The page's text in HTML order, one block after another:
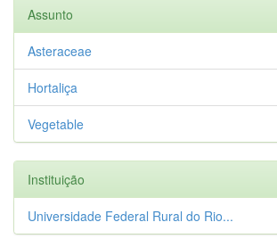
Assunto
Asteraceae
Hortaliça
Vegetable
Instituição
Universidade Federal Rural do Rio...